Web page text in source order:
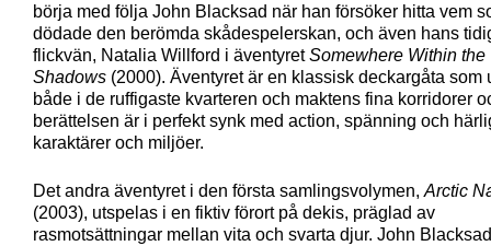
börja med följa John Blacksad när han försöker hitta vem
dödade den berömda skådespelerskan, och även hans
flickvän, Natalia Willford i äventyretSomewhere Within the
Shadows (2000). Äventyret är en klassisk deckargåta som
både i de ruffigaste kvarteren och maktens fina korridorer
berättelsen är i perfekt synk med action, spänning och
karaktärer och miljöer.
Det andra äventyret i den första samlingsvolymen, Arctic
(2003), utspelas i en fiktiv förort på dekis, präglad av
rasmotsättningar mellan vita och svarta djur. John